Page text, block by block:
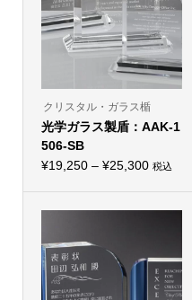
クリスタル・ガラス楯
光学ガラス製盾：AAK-1
506-SB
¥19,250 – ¥25,300価
¥25,300
税込
の
品
は
複
数
の
バ